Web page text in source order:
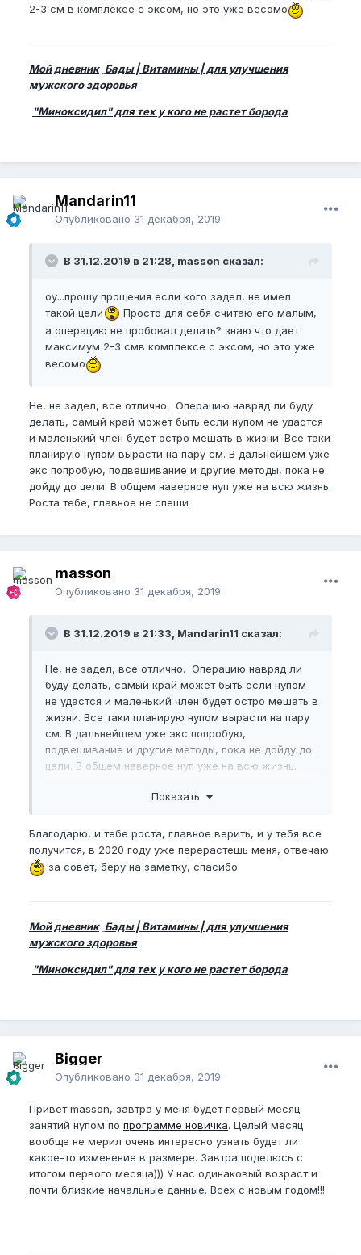
2-3 см в комплексе с эксом, но это уже весомо
Мой дневник Бады | Витамины | для улучшения
мужского здоровья
"Миноксидил" для тех у кого не растет борода
Mandarin11
Опубликовано 31 декабря, 2019
В 31.12.2019 в 21:28, masson сказал:
оу...прошу прощения если кого задел, не имел
такой цели
Просто для себя считаю его малым,
а операцию не пробовал делать? знаю что дает
максимум 2-3 смв комплексе с эксом, но это уже
весомо
Не, не задел, все отлично. Операцию навряд ли буду
делать, самый край может быть если нупом не удастся
и маленький член будет остро мешать в жизни. Все таки
планирую нупом вырасти на пару см. В дальнейшем уже
экс попробую, подвешивание и другие методы, пока не
дойду до цели. В общем наверное нуп уже на всю жизнь.
Роста тебе, главное не спеши
masson
Опубликовано 31 декабря, 2019
В 31.12.2019 в 21:33, Mandarin11 сказал:
Не, не задел, все отлично. Операцию навряд ли
буду делать, самый край может быть если нупом
не удастся и маленький член будет остро мешать в
жизни. Все таки планирую нупом вырасти на пару
см. В дальнейшем уже экс попробую,
подвешивание и другие методы, пока не дойду до
цели. В общем наверное нуп уже на всю жизнь.
Показать
Благодарю, и тебе роста, главное верить, и у тебя все
получится, в 2020 году уже перерастешь меня, отвечаю
за совет, беру на заметку, спасибо
Мой дневник Бады | Витамины | для улучшения
мужского здоровья
"Миноксидил" для тех у кого не растет борода
Bigger
Опубликовано 31 декабря, 2019
Привет masson, завтра у меня будет первый месяц
занятий нупом по программе новичка. Целый месяц
вообще не мерил очень интересно узнать будет ли
какое-то изменение в размере. Завтра поделюсь с
итогом первого месяца))) У нас одинаковый возраст и
почти близкие начальные данные. Всех с новым годом!!!